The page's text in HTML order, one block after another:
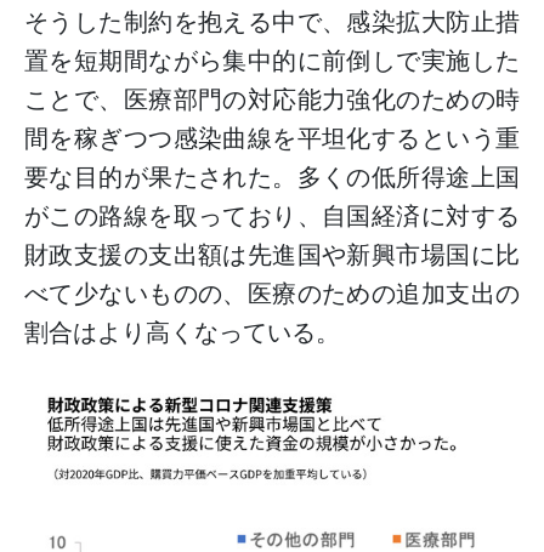
そうした制約を抱える中で、感染拡大防止措
置を短期間ながら集中的に前倒しで実施した
ことで、医療部門の対応能力強化のための時
間を稼ぎつつ感染曲線を平坦化するという重
要な目的が果たされた。多くの低所得途上国
がこの路線を取っており、自国経済に対する
財政支援の支出額は先進国や新興市場国に比
べて少ないものの、医療のための追加支出の
割合はより高くなっている。